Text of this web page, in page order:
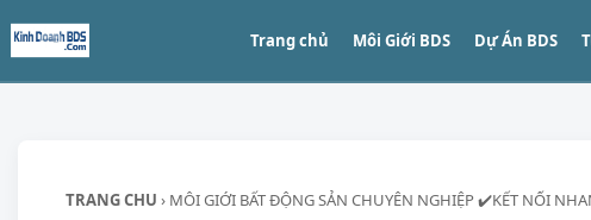
Trang chủ Môi Giới BDS Dự Án BDS
TRANG CHU › MÔI GIỚI BẤT ĐỘNG SẢN CHUYÊN NGHIỆP ✔️KẾT NỐI